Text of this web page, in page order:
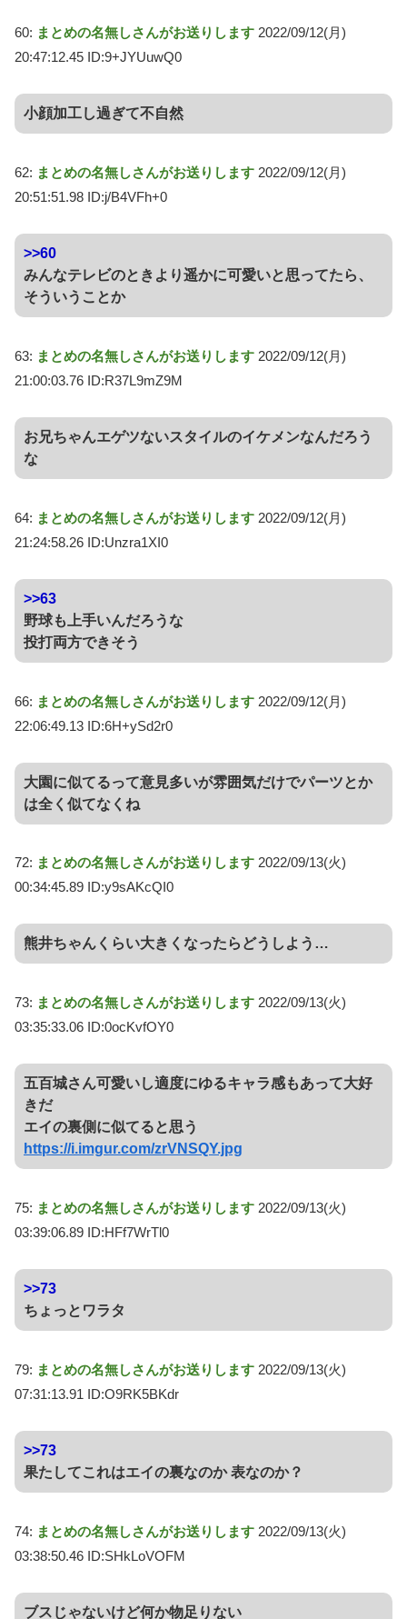
60: まとめの名無しさんがお送りします 2022/09/12(月)
20:47:12.45 ID:9+JYUuwQ0
小顔加工し過ぎて不自然
62: まとめの名無しさんがお送りします 2022/09/12(月)
20:51:51.98 ID:j/B4VFh+0
>>60
みんなテレビのときより遥かに可愛いと思ってたら、
そういうことか
63: まとめの名無しさんがお送りします 2022/09/12(月)
21:00:03.76 ID:R37L9mZ9M
お兄ちゃんエゲツないスタイルのイケメンなんだろう
な
64: まとめの名無しさんがお送りします 2022/09/12(月)
21:24:58.26 ID:Unzra1XI0
>>63
野球も上手いんだろうな
投打両方できそう
66: まとめの名無しさんがお送りします 2022/09/12(月)
22:06:49.13 ID:6H+ySd2r0
大園に似てるって意見多いが雰囲気だけでパーツとか
は全く似てなくね
72: まとめの名無しさんがお送りします 2022/09/13(火)
00:34:45.89 ID:y9sAKcQI0
熊井ちゃんくらい大きくなったらどうしよう…
73: まとめの名無しさんがお送りします 2022/09/13(火)
03:35:33.06 ID:0ocKvfOY0
五百城さん可愛いし適度にゆるキャラ感もあって大好
きだ
エイの裏側に似てると思う
https://i.imgur.com/zrVNSQY.jpg
75: まとめの名無しさんがお送りします 2022/09/13(火)
03:39:06.89 ID:HFf7WrTl0
>>73
ちょっとワラタ
79: まとめの名無しさんがお送りします 2022/09/13(火)
07:31:13.91 ID:O9RK5BKdr
>>73
果たしてこれはエイの裏なのか 表なのか？
74: まとめの名無しさんがお送りします 2022/09/13(火)
03:38:50.46 ID:SHkLoVOFM
ブスじゃないけど何か物足りない